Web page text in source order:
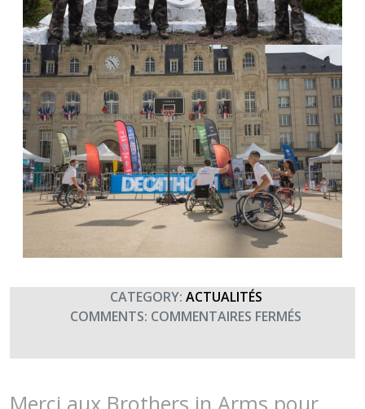
CATEGORY: ACTUALITÉS
COMMENTS: COMMENTAIRES FERMÉS
–
Merci aux Brothers in Arms pour